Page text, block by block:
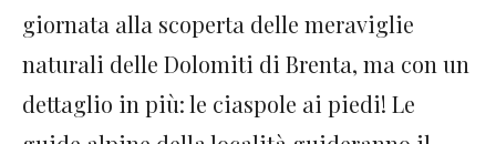
giornata alla scoperta delle meraviglie
naturali delle Dolomiti di Brenta, ma con un
dettaglio in più: le ciaspole ai piedi! Le